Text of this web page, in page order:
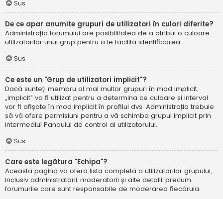
Sus
De ce apar anumite grupuri de utilizatori în culori diferite?
Administrația forumului are posibilitatea de a atribui o culoare
utilizatorilor unui grup pentru a le facilita identificarea.
Sus
Ce este un "Grup de utilizatori implicit"?
Dacă sunteți membru al mai multor grupuri în mod implicit,
„implicit” va fi utilizat pentru a determina ce culoare și interval
vor fi afișate în mod implicit în profilul dvs. Administrația trebuie
să vă ofere permisiuni pentru a vă schimba grupul implicit prin
intermediul Panoului de control al utilizatorului.
Sus
Care este legătura "Echipa"?
Această pagină vă oferă lista completă a utilizatorilor grupului,
inclusiv administratorii, moderatorii și alte detalii, precum
forumurile care sunt responsabile de moderarea fiecăruia.